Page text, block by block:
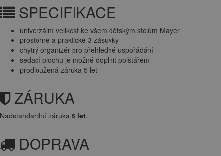
SPECIFIKACE
univerzální velikost ke všem dětským stolům Mayer
prostorné a praktické 3 zásuvky
chytrý organizér pro přehledné uspořádání
sedací plochu je možné doplnit polštářem
prodloužená záruka 5 let
ZÁRUKA
Nadstandardní záruka 5 let.
DOPRAVA